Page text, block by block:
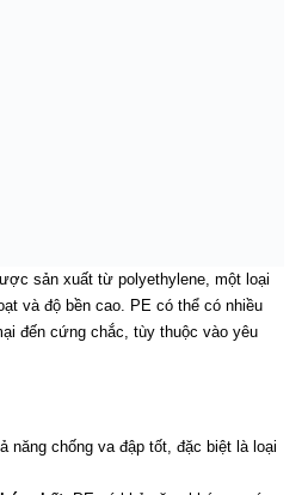
sản xuất từ polyethylene, một loại
và độ bền cao. PE có thể có nhiều
đến cứng chắc, tùy thuộc vào yêu
năng chống va đập tốt, đặc biệt là loại